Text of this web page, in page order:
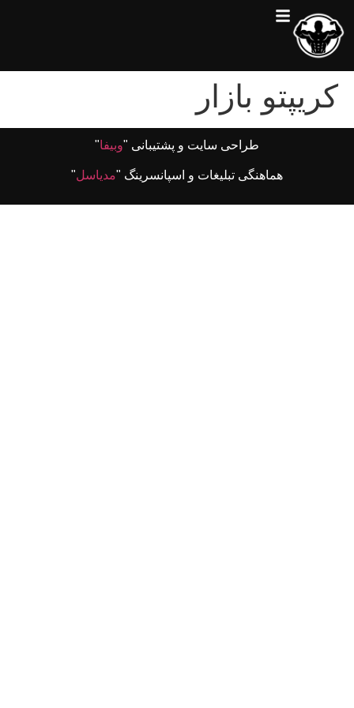
کریپتو بازار
طراحی سایت و پشتیبانی "وبیفا"
هماهنگی تبلیغات و اسپانسرینگ "مدیاسل"